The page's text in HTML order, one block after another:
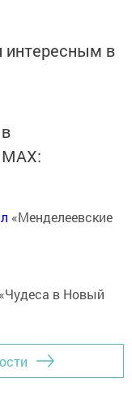
в
«Менделеевские